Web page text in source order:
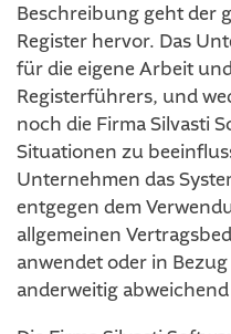
Beschreibung geht der
Register hervor. Das
für die eigene Arbeit
Registerführers, und
noch die Firma Silvasti
Situationen zu
Unternehmen das
entgegen dem
allgemeinen
anwendet oder in
anderweitig